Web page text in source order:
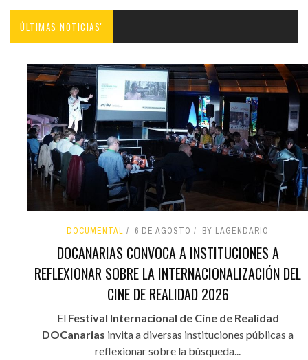
ÚLTIMAS NOTICIAS'
DOCUMENTAL 6 DE AGOSTO BY LAGENDARIO
DOCANARIAS CONVOCA A INSTITUCIONES A
REFLEXIONAR SOBRE LA INTERNACIONALIZACIÓN DEL
CINE DE REALIDAD 2026
El Festival Internacional de Cine de Realidad
DOCanarias invita a diversas instituciones públicas a
reflexionar sobre la búsqueda...